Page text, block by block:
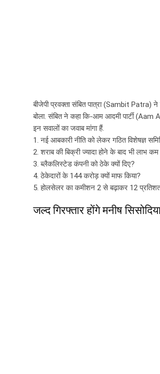
बीजेपी प्रवक्ता संबित पात्रा (Sambit
बोला. संबित ने कहा कि-आम आदमी पार्टी
इन सवालों का जवाब मांगा हैं.
1. नई आबकारी नीति को लेकर गठित विशेषज्ञ
2. शराब की बिक्री ज्यादा होने के बाद भी लाभ
3. ब्लैकलिस्टेड कंपनी को ठेके क्यों दिए?
4. ठेकेदारों के 144 करोड़ क्यों माफ किया?
5. होलसेलर का कमीशन 2 से बढ़ाकर 12 प्रतिशत
जल्द गिरफ्तार होंगे मनीष